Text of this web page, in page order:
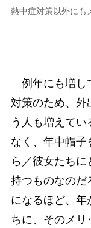
熱中症対策以外にも
例年にも増し
対策のため、外
う人も増えて
なく、年中帽子
ら／彼女たち
持つものなのだ
になるほど、年
ちに、そのメリ